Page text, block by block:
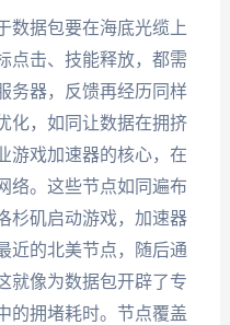
数据包要在海底光缆上
点击、技能释放，都需
务器，反馈再经历同样
化，如同让数据在拥挤
游戏加速器的核心，在
络。这些节点如同遍布
杉矶启动游戏，加速器
近的北美节点，随后通
就像为数据包开辟了专
的拥堵耗时。节点覆盖